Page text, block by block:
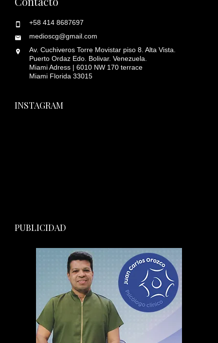
+58 414 8687697
medioscg@gmail.com
Av. Cuchiveros Torre Movistar piso 8. Alta Vista.
Puerto Ordaz Edo. Bolivar. Venezuela.
Miami Adress | 6010 NW 170 terrace
Miami Florida 33015
INSTAGRAM
PUBLICIDAD